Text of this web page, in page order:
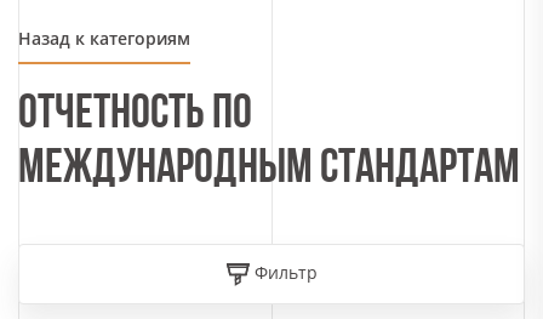
Назад к категориям
ОТЧЕТНОСТЬ ПО
МЕЖДУНАРОДНЫМ СТАНДАРТАМ
Фильтр